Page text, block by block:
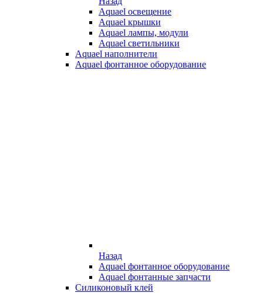
Aquael освещение
Aquael крышки
Aquael лампы, модули
Aquael светильники
Aquael наполнители
Aquael фонтанное оборудование
Назад
Aquael фонтанное оборудование
Aquael фонтанные запчасти
Силиконовый клей